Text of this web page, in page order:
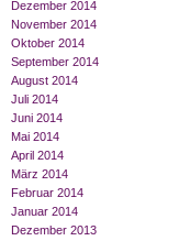
Dezember 2014
November 2014
Oktober 2014
September 2014
August 2014
Juli 2014
Juni 2014
Mai 2014
April 2014
März 2014
Februar 2014
Januar 2014
Dezember 2013